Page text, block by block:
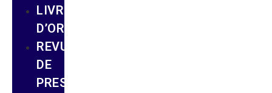
LIVRE
D’OR
REVUE
DE
PRESSE